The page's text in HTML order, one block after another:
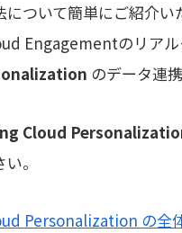
ついて簡単にご紹介い
Engagementのリアル
のデータ連
Cloud
。
Personalization の全